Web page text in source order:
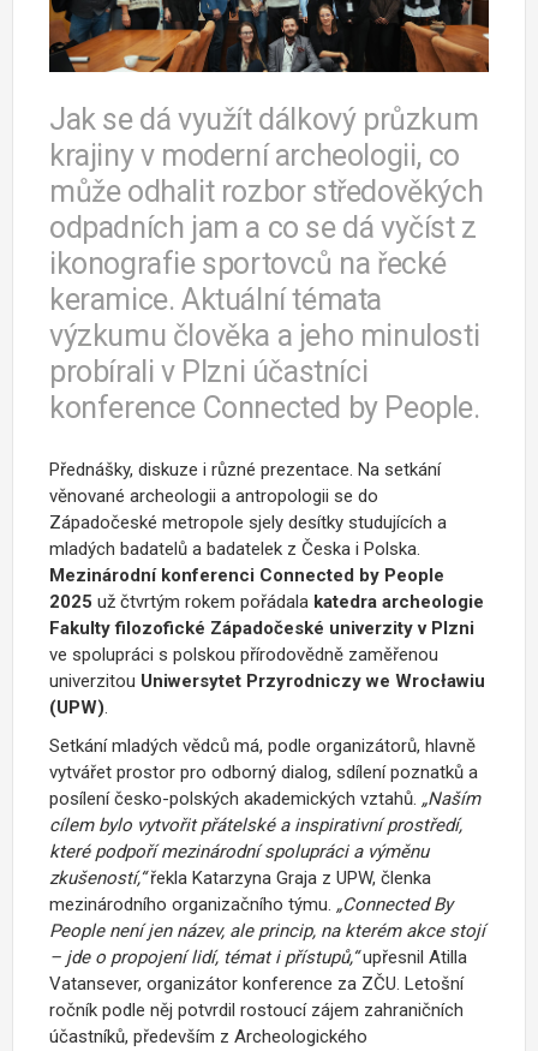
Jak se dá využít dálkový průzkum
krajiny v moderní archeologii, co
může odhalit rozbor středověkých
odpadních jam a co se dá vyčíst z
ikonografie sportovců na řecké
keramice. Aktuální témata
výzkumu člověka a jeho minulosti
probírali v Plzni účastníci
konference Connected by People.
Přednášky, diskuze i různé prezentace. Na setkání
věnované archeologii a antropologii se do
Západočeské metropole sjely desítky studujících a
mladých badatelů a badatelek z Česka i Polska.
Mezinárodní konferenci Connected by People
2025 už čtvrtým rokem pořádala katedra archeologie
Fakulty filozofické Západočeské univerzity v Plzni
ve spolupráci s polskou přírodovědně zaměřenou
univerzitou Uniwersytet Przyrodniczy we Wrocławiu
(UPW).
Setkání mladých vědců má, podle organizátorů, hlavně
vytvářet prostor pro odborný dialog, sdílení poznatků a
posílení česko-polských akademických vztahů. „Naším
cílem bylo vytvořit přátelské a inspirativní prostředí,
které podpoří mezinárodní spolupráci a výměnu
zkušeností,“řekla Katarzyna Graja z UPW, členka
mezinárodního organizačního týmu. „Connected By
People není jen název, ale princip, na kterém akce stojí
– jde o propojení lidí, témat i přístupů,“upřesnil Atilla
Vatansever, organizátor konference za ZČU. Letošní
ročník podle něj potvrdil rostoucí zájem zahraničních
účastníků, především z Archeologického